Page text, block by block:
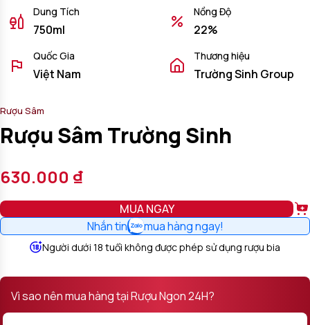
Dung Tích
750ml
Nồng Độ
22%
Quốc Gia
Việt Nam
Thương hiệu
Trường Sinh Group
Rượu Sâm
Rượu Sâm Trường Sinh
630.000 ₫
MUA NGAY
Nhắn tin mua hàng ngay!
Người dưới 18 tuổi không được phép sử dụng rượu bia
Vì sao nên mua hàng tại Rượu Ngon 24H?